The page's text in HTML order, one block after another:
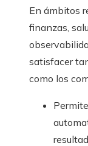
En ámbitos
finanzas,
satisfacer
como los